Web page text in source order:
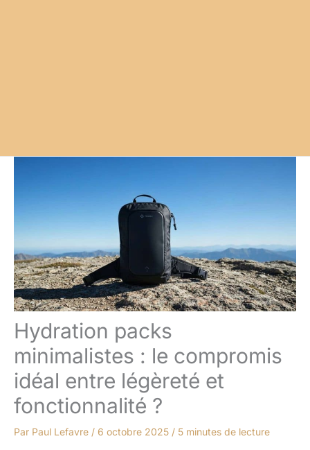
Hydration packs
minimalistes : le compromis
idéal entre légèreté et
fonctionnalité ?
Par Paul Lefavre / 6 octobre 2025 / 5 minutes de lecture